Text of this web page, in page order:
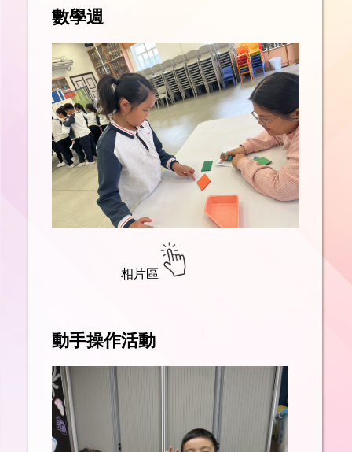
數學週
相片區
動手操作活動